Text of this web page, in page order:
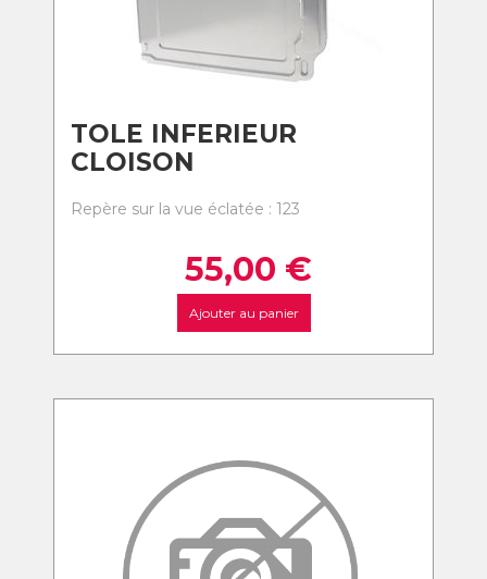
TOLE INFERIEUR
CLOISON
Repère sur la vue éclatée : 123
55,00 €
Ajouter au panier